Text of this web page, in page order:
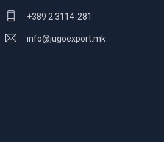
+389 2 3114-281
info@jugoexport.mk